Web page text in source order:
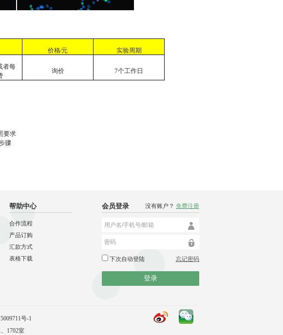
价格∕元 实验周期
者每
询价 7个工作日
要求
骤
帮助中心
合作流程
产品订购
汇款方式
表格下载
没有账户？ 免费注册
会员登录
用户名/手机号/邮箱
密码
忘记密码
下次自动登陆
登录
号-1
1702室